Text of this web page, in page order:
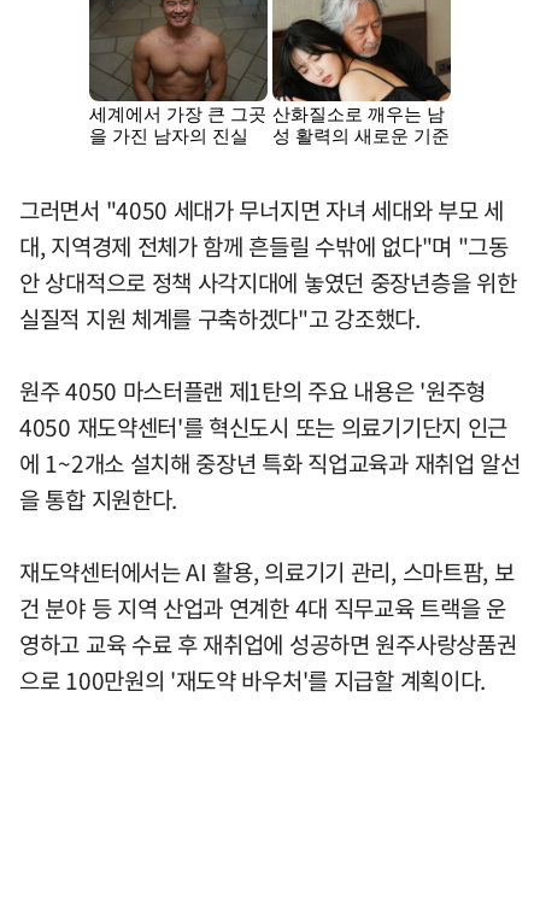
그러면서 "4050 세대가 무너지면 자녀 세대와 부모 세
대, 지역경제 전체가 함께 흔들릴 수밖에 없다"며 "그동
안 상대적으로 정책 사각지대에 놓였던 중장년층을 위한
실질적 지원 체계를 구축하겠다"고 강조했다.
원주 4050 마스터플랜 제1탄의 주요 내용은 '원주형
4050 재도약센터'를 혁신도시 또는 의료기기단지 인근
에 1~2개소 설치해 중장년 특화 직업교육과 재취업 알선
을 통합 지원한다.
재도약센터에서는 AI 활용, 의료기기 관리, 스마트팜, 보
건 분야 등 지역 산업과 연계한 4대 직무교육 트랙을 운
영하고 교육 수료 후 재취업에 성공하면 원주사랑상품권
으로 100만원의 '재도약 바우처'를 지급할 계획이다.